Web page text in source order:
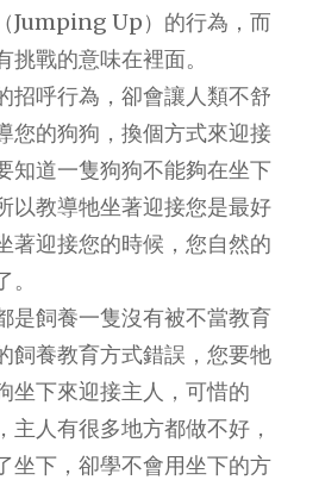
Jumping Up）的行為，而
戰的意味在裡面。
招呼行為，卻會讓人類不舒
您的狗狗，換個方式來迎接
知道一隻狗狗不能夠在坐下
以教導牠坐著迎接您是最好
著迎接您的時候，您自然的
是飼養一隻沒有被不當教育
飼養教育方式錯誤，您要牠
坐下來迎接主人，可惜的
主人有很多地方都做不好，
坐下，卻學不會用坐下的方